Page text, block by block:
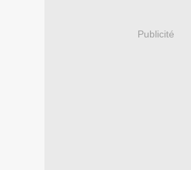
Publicité